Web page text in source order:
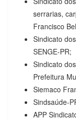
serrarias,
Francisco
Sindicato
SENGE-PR;
Sindicato
Prefeitura
Siemaco
Sindsaúde-
APP